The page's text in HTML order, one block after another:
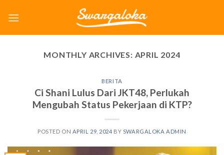
MONTHLY ARCHIVES: APRIL 2024
BERITA
Ci Shani Lulus Dari JKT48, Perlukah
Mengubah Status Pekerjaan di KTP?
POSTED ON APRIL 29, 2024 BY SWARGALOKA ADMIN